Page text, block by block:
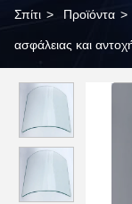
Σπίτι > Προϊόντα >
ασφάλειας και